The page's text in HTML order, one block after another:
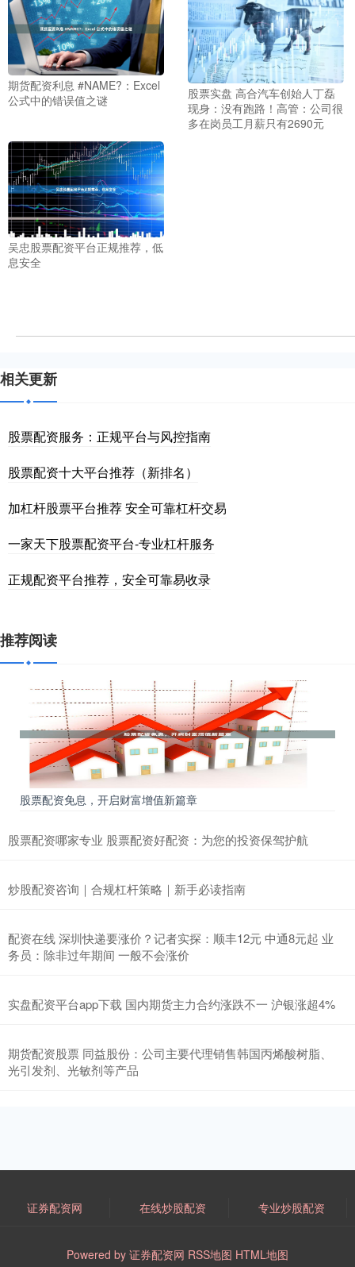
期货配资利息 #NAME?：Excel
公式中的错误值之谜
股票实盘 高合汽车创始人丁磊
现身：没有跑路！高管：公司很
多在岗员工月薪只有2690元
吴忠股票配资平台正规推荐，低
息安全
相关更新
股票配资服务：正规平台与风控指南
股票配资十大平台推荐（新排名）
加杠杆股票平台推荐 安全可靠杠杆交易
一家天下股票配资平台-专业杠杆服务
正规配资平台推荐，安全可靠易收录
推荐阅读
股票配资免息，开启财富增值新篇章
股票配资哪家专业 股票配资好配资：为您的投资保驾护航
炒股配资咨询｜合规杠杆策略｜新手必读指南
配资在线 深圳快递要涨价？记者实探：顺丰12元 中通8元起 业
务员：除非过年期间 一般不会涨价
实盘配资平台app下载 国内期货主力合约涨跌不一 沪银涨超4%
期货配资股票 同益股份：公司主要代理销售韩国丙烯酸树脂、
光引发剂、光敏剂等产品
证券配资网 在线炒股配资 专业炒股配资
Powered by 证券配资网 RSS地图 HTML地图